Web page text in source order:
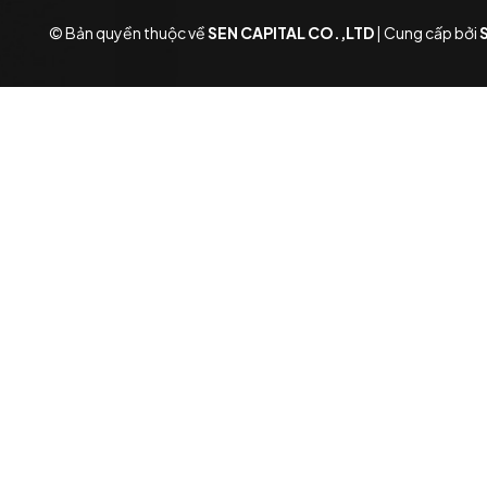
© Bản quyền thuộc vềSEN CAPITAL CO.,LTD| Cung cấp bởi